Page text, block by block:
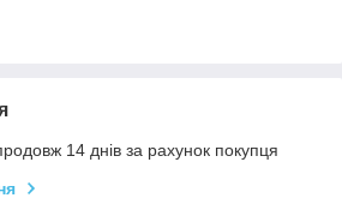
14 днів за рахунок покупця